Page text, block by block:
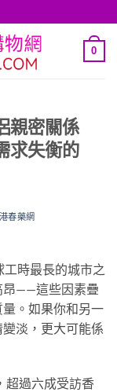
0
親密關係
求失衡的
春藥網
時最長的城市之
昂——這些因素疊
。如果你和另一
淡，更大可能係
超過六成受訪香